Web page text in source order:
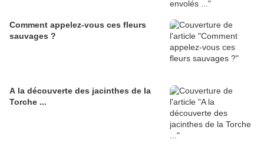
Comment appelez-vous ces fleurs
sauvages ?
A la découverte des jacinthes de la
Torche ...